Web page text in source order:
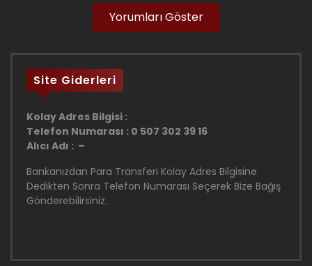
Yorumları Göster
Site Giderleri
Kolay Adres Bilgisi :
Telefon Numarası : 0 507 302 39 16
Alıcı Adı : –
Bankanızdan Para Transferi Kolay Adres Bilgisine
Dedikten Sonra Telefon Numarası Seçerek Bize Bağış
Gönderebilirsiniz.